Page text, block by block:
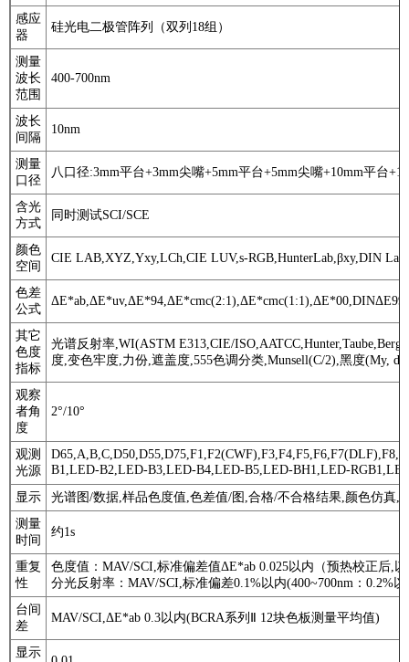
感应
器
硅光电二极管阵列（双列18组）
测量
波长
范围
400-700nm
波长
间隔
10nm
测量
口径
八口径:3mm平台+3mm尖嘴+5mm平台+5mm尖嘴+10mm平台
含光
方式
同时测试SCI/SCE
颜色
空间
CIE LAB,XYZ,Yxy,LCh,CIE LUV,s-RGB,HunterLab,βxy,DIN
色差
公式
其它
色度
指标
光谱反射率,WI(ASTM E313,CIE/
度,变色牢度,力份,遮盖度,555色调分类,Munsell(C/2),黑度(My,
观察
者角
度
2°/10°
观测
光源
B1,LED-B2,LED-B3,LED-B4,LED-B5,LED-BH1,LED-
显示
光谱图/数据,样品色度值,色差值/图,合格/不合格结果,颜色仿真,
测量
时间
约1s
重复
性
色度值：MAV/SCI,标准偏差值ΔE*ab 0.025以内（预热校正后,
分光反射率：MAV/SCI,标准偏差0.1%以内(400~700nm：0.2%
台间
差
MAV/SCI,ΔE*ab 0.3以内(BCRA系列Ⅱ 12块色板测量平均值)
显示